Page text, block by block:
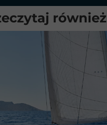
również